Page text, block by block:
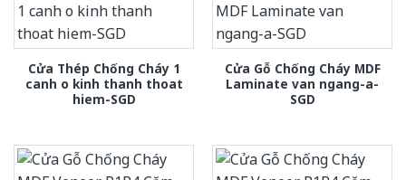
Cửa Thép Chống Cháy 1
canh o kinh thanh thoat
hiem-SGD
Cửa Gỗ Chống Cháy MDF
Laminate van ngang-a-
SGD